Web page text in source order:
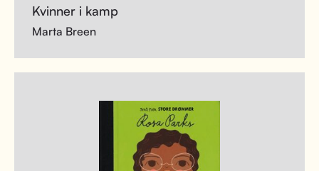
Kvinner i kamp
Marta Breen